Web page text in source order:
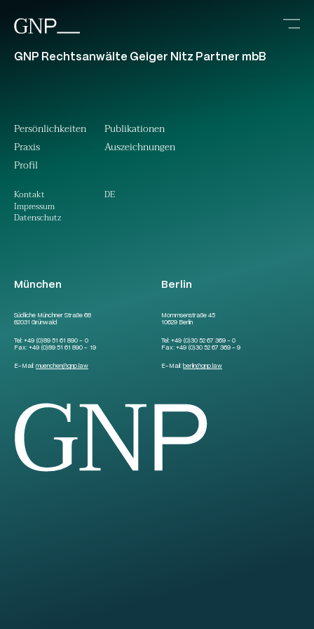
GNP Rechtsanwälte Geiger Nitz Partner mbB
München
Südliche Münchner Straße 68
82031 Grünwald
Tel:+49 (0)89 51 61 890 – 0
Fax:+49 (0)89 51 61 890 – 19
E-Mail:muenchen@gnp.law
Berlin
Mommsenstraße 45
10629 Berlin
Tel: +49 (0)30 52 67 369 – 0
Fax: +49 (0)30 52 67 369 – 9
E-Mail: berlin@gnp.law
Persönlichkeiten
Praxis
Profil
Kontakt
Impressum
Datenschutz
Publikationen
Auszeichnungen
DE